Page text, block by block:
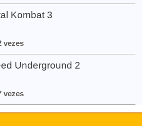
Kombat 3
vezes
Underground 2
vezes